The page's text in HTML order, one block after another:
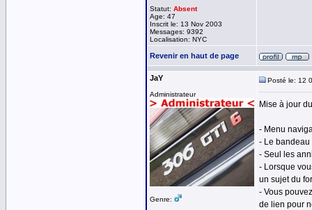
Statut: Absent
Age: 47
Inscrit le: 13 Nov 2003
Messages: 9392
Localisation: NYC
Revenir en haut de page
JaY
Administrateur
Genre:
Posté le: 12
Mise à jour
- Menu
- Le bandeau
- Seul les
- Lorsque
un sujet du
- Vous
de lien pour